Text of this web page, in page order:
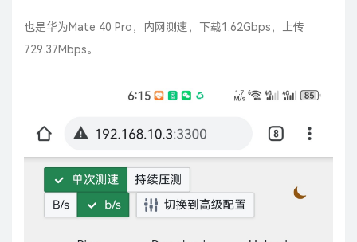
也是华为Mate 40 Pro，内网测速，下载1.62Gbps，上传
729.37Mbps。